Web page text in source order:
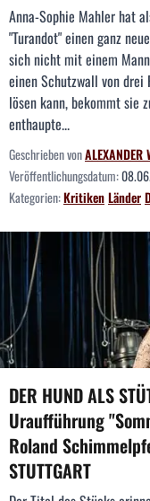
Anna-Sophie Mahler hat
"Turandot" einen ganz
sich nicht mit einem
einen Schutzwall von
lösen kann, bekommt sie
enthaupte...
Geschrieben vonALEXANDER
Veröffentlichungsdatum:
Kategorien:KritikenLänder
DER HUND ALS
Uraufführung
Roland
STUTTGART